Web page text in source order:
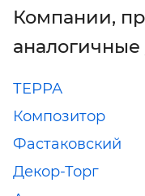
Компании,
аналогичные
ТЕРРА
Композитор
Фастаковский
Декор-Торг